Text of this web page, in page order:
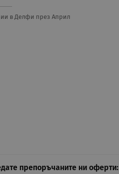
в Делфи през Април
препоръчаните ни оферти: